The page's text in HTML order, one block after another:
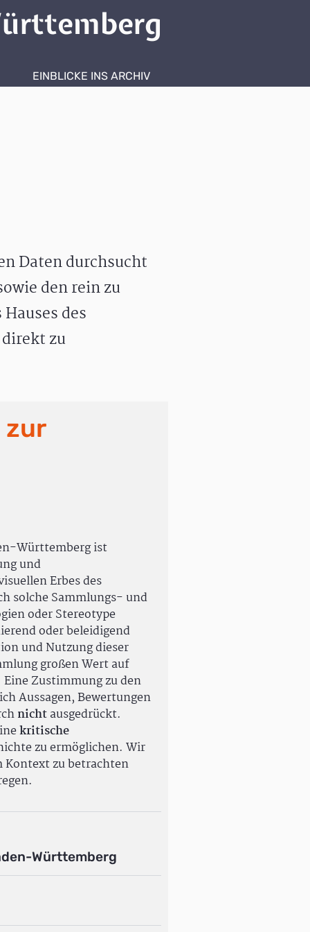
EINBLICKE INS ARCHIV
Daten durchsucht
den rein zu
des
zu
Württemberg ist
und
Erbes des
solche Sammlungs- und
oder Stereotype
oder beleidigend
und Nutzung dieser
großen Wert auf
Eine Zustimmung zu den
Aussagen, Bewertungen
nichtausgedrückt.
kritische
zu ermöglichen. Wir
Kontext zu betrachten
Württemberg